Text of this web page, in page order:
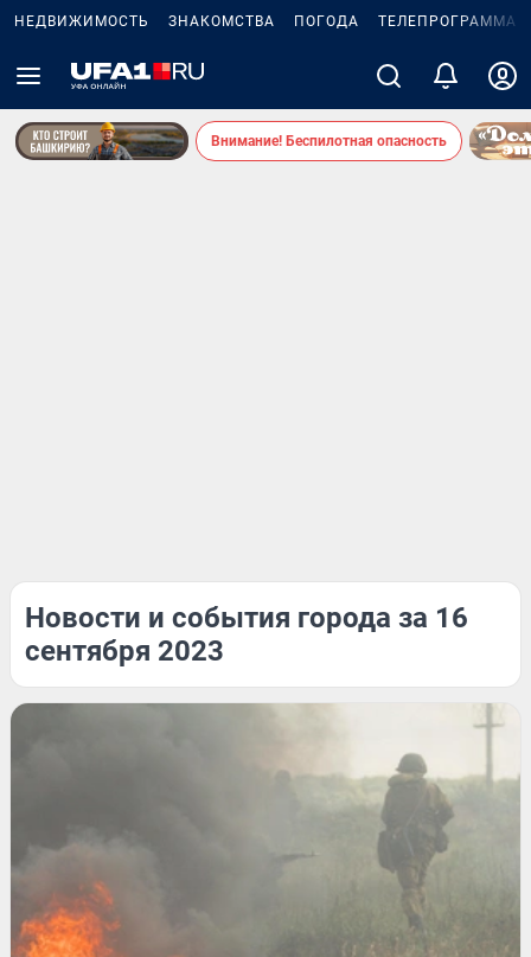
НЕДВИЖИМОСТЬ ЗНАКОМСТВА ПОГОДА ТЕЛЕПРОГРАММА
Внимание! Беспилотная опасность
Новости и события города за 16
сентября 2023